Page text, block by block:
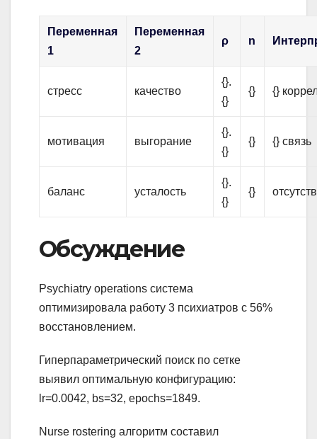
Переменная
1
Переменная
2
ρ n
стресс качество
{}.
{}
{} {}
мотивация выгорание
{}.
{}
{} {} связь
баланс усталость
{}.
{}
{}
Обсуждение
Psychiatry operations система
оптимизировала работу 3 психиатров с 56%
восстановлением.
Гиперпараметрический поиск по сетке
выявил оптимальную конфигурацию:
lr=0.0042, bs=32, epochs=1849.
Nurse rostering алгоритм составил